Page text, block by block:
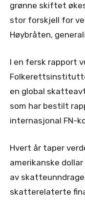
grønne skiftet
stor forskjell for
Høybråten,
I en fersk rapport
en global
som har bestilt
internasjonal FN-
Hvert år taper
amerikanske
av
skatterelaterte